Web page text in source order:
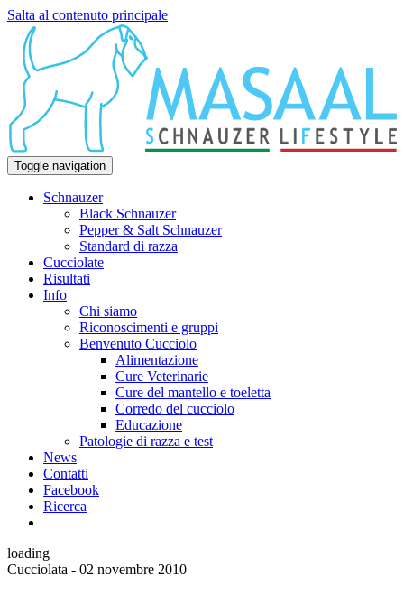
Salta al contenuto principale
Toggle navigation
Schnauzer
Black Schnauzer
Pepper & Salt Schnauzer
Standard di razza
Cucciolate
Risultati
Info
Chi siamo
Riconoscimenti e gruppi
Benvenuto Cucciolo
Alimentazione
Cure Veterinarie
Cure del mantello e toeletta
Corredo del cucciolo
Educazione
Patologie di razza e test
News
Contatti
Facebook
Ricerca
loading
Cucciolata - 02 novembre 2010